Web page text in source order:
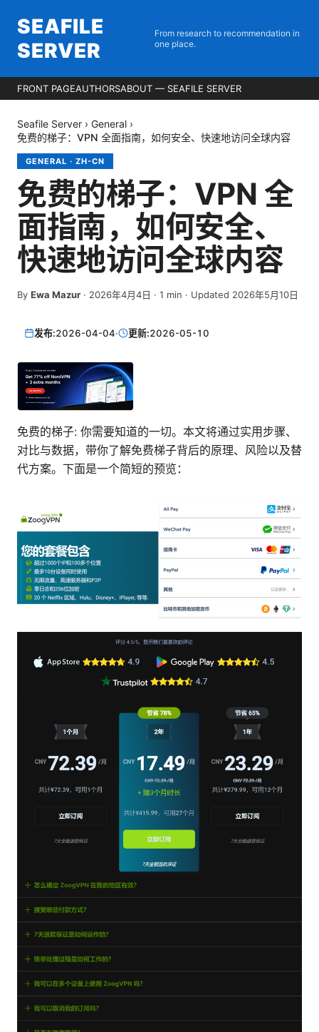
SEAFILE
SERVER
From research to recommendation in
one place.
FRONT PAGEAUTHORSABOUT — SEAFILE SERVER
Seafile Server › General ›
免费的梯子：VPN 全面指南，如何安全、快速地访问全球内容
GENERAL · ZH-CN
免费的梯子：VPN 全
面指南，如何安全、
快速地访问全球内容
By Ewa Mazur · 2026年4月4日 · 1 min · Updated 2026年5月10日
发布:2026-04-04· 更新:2026-05-10
免费的梯子: 你需要知道的一切。本文将通过实用步骤、
对比与数据，带你了解免费梯子背后的原理、风险以及替
代方案。下面是一个简短的预览：